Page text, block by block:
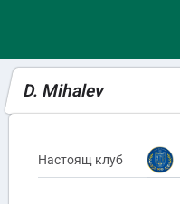
D. Mihalev
Настоящ клуб